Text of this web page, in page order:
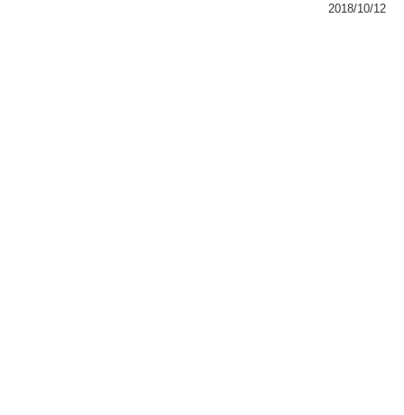
2018/10/12